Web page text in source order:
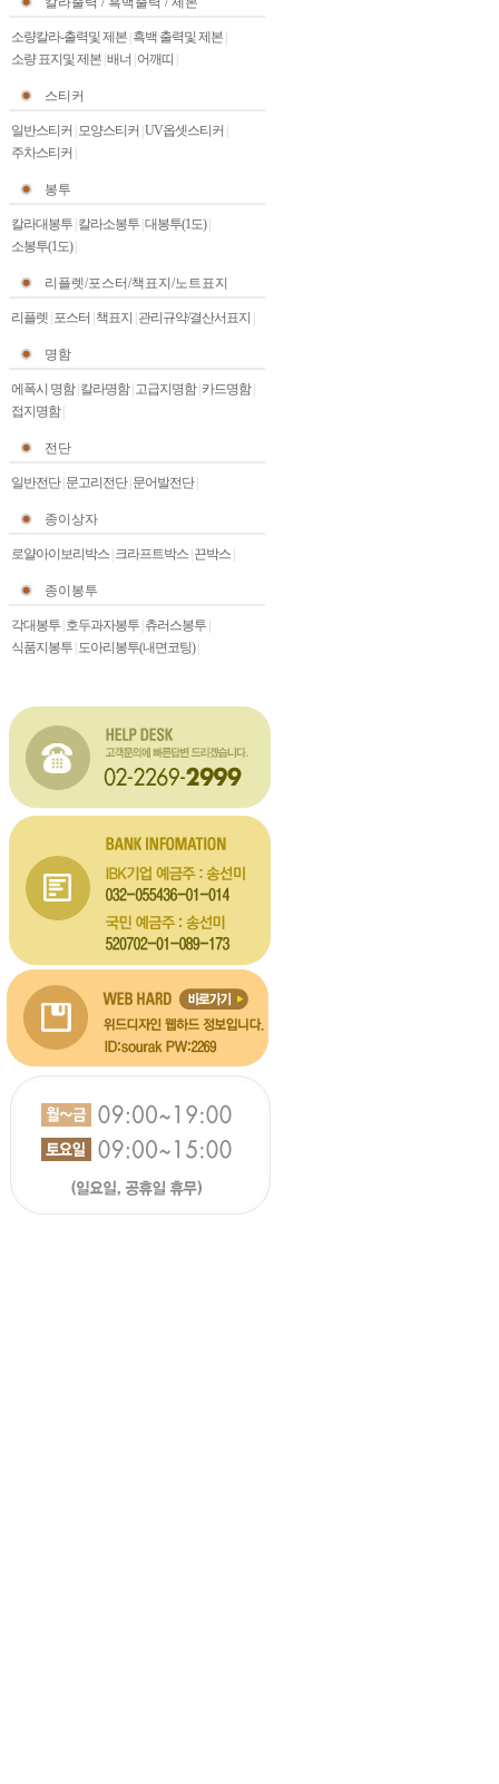
소량칼라-출력및 제본 흑백 출력및 제본
소량 표지및 제본 배너 어깨띠
스티커
일반스티커 모양스티커 UV옵셋스티커
주차스티커
봉투
칼라대봉투 칼라소봉투 대봉투(1도)|
소봉투(1도)|
리플렛/포스터/책표지/노트표지
리플렛 포스터 책표지 관리규약/결산서표지
명함
에폭시 명함| 칼라명함| 고급지명함| 카드명함|
접지명함|
전단
일반전단| 문고리전단| 문어발전단|
종이상자
로얄아이보리박스 크라프트박스 끈박스
종이봉투
각대봉투 호두과자봉투 츄러스봉투
식품지봉투 도아리봉투(내면코팅)|